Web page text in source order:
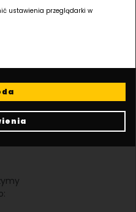
ustawienia przeglądarki w
278 Poznań, Polska
KRS: 0000286213
I WILDA W POZNANIU, VIII WYDZIAŁ
Kapitał zakładowy: 30 575